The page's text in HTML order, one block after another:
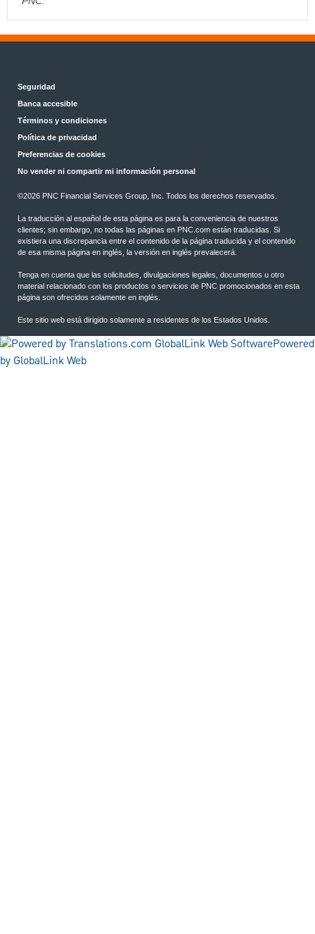
Seguridad
Banca accesible
Términos y condiciones
Política de privacidad
Preferencias de cookies
No vender ni compartir mi información personal
©2026 PNC Financial Services Group, Inc. Todos los derechos reservados.
La traducción al español de esta página es para la conveniencia de nuestros
clientes; sin embargo, no todas las páginas en PNC.com están traducidas. Si
existiera una discrepancia entre el contenido de la página traducida y el contenido
de esa misma página en inglés, la versión en inglés prevalecerá.
Tenga en cuenta que las solicitudes, divulgaciones legales, documentos u otro
material relacionado con los productos o servicios de PNC promocionados en esta
página son ofrecidos solamente en inglés.
Este sitio web está dirigido solamente a residentes de los Estados Unidos.
Powered
by GlobalLink Web